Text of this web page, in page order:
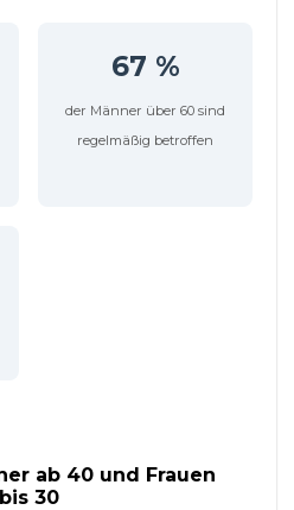
67 %
der Männer über 60 sind
regelmäßig betroffen
ab 40 und Frauen
bis 30